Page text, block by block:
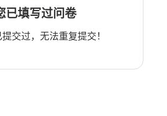
已填写过问卷
交过，无法重复提交！